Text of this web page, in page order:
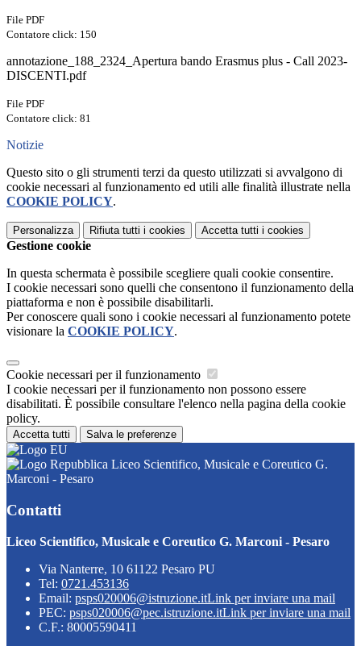
File PDF
Contatore click: 150
annotazione_188_2324_Apertura bando Erasmus plus - Call 2023-
DISCENTI.pdf
File PDF
Contatore click: 81
Notizie
Questo sito o gli strumenti terzi da questo utilizzati si avvalgono di
cookie necessari al funzionamento ed utili alle finalità illustrate nella
COOKIE POLICY.
Personalizza Rifiuta tutti i cookies Accetta tutti i cookies
Gestione cookie
In questa schermata è possibile scegliere quali cookie consentire.
I cookie necessari sono quelli che consentono il funzionamento della
piattaforma e non è possibile disabilitarli.
Per conoscere quali sono i cookie necessari al funzionamento potete
visionare la COOKIE POLICY.
Cookie necessari per il funzionamento
I cookie necessari per il funzionamento non possono essere
disabilitati. È possibile consultare l'elenco nella pagina della cookie
policy.
Accetta tutti Salva le preferenze
Liceo Scientifico, Musicale e Coreutico G.
Marconi - Pesaro
Contatti
Liceo Scientifico, Musicale e Coreutico G. Marconi - Pesaro
Via Nanterre, 10 61122 Pesaro PU
Tel: 0721.453136
Email: psps020006@istruzione.itLink per inviare una mail
PEC: psps020006@pec.istruzione.itLink per inviare una mail
C.F.: 80005590411